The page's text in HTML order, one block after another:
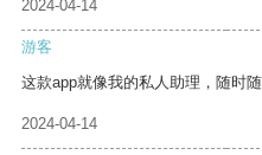
2024-04-14
游客
这款app就像我的私人助理，随时
2024-04-14